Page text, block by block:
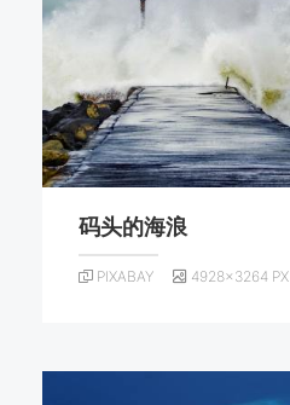
码头的海浪
PIXABAY 4928×3264 PX